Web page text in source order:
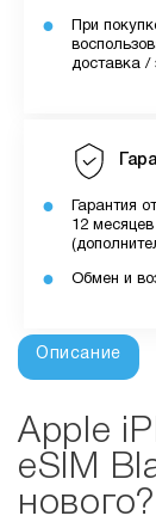
При
доставка /
Гарантия
12 месяцев
Обмен и
Описание
Apple
eSIM
нового?